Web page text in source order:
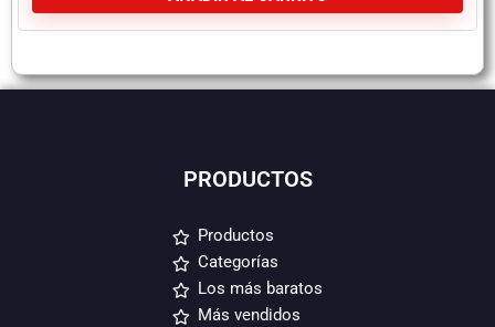
PRODUCTOS
Productos
Categorías
Los más baratos
Más vendidos